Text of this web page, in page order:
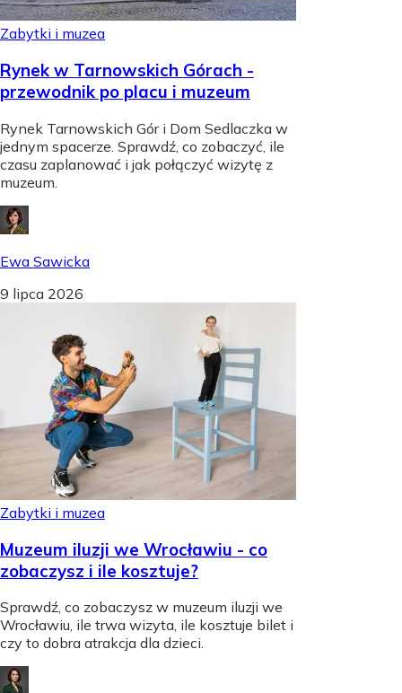
Zabytki i muzea
Rynek w Tarnowskich Górach -
przewodnik po placu i muzeum
Rynek Tarnowskich Gór i Dom Sedlaczka w
jednym spacerze. Sprawdź, co zobaczyć, ile
czasu zaplanować i jak połączyć wizytę z
muzeum.
Ewa Sawicka
9 lipca 2026
Zabytki i muzea
Muzeum iluzji we Wrocławiu - co
zobaczysz i ile kosztuje?
Sprawdź, co zobaczysz w muzeum iluzji we
Wrocławiu, ile trwa wizyta, ile kosztuje bilet i
czy to dobra atrakcja dla dzieci.